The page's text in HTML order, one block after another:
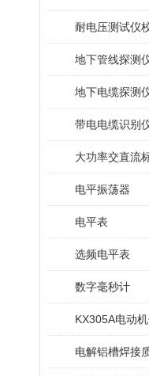
耐电压测试仪
地下管线探测
大功率交直流
电平振荡器
电平表
选频电平表
数字毫秒计
KX305A电动
电解铝槽焊接